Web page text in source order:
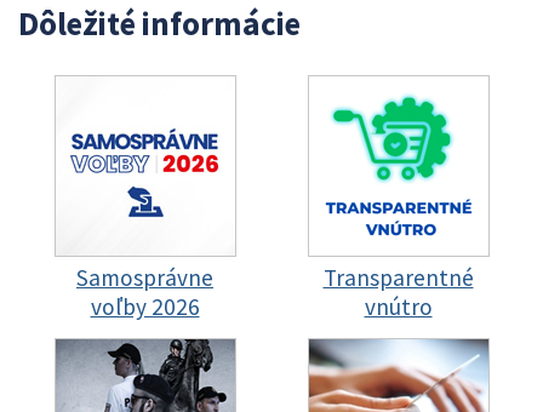
Dôležité informácie
Samosprávne
voľby 2026
Transparentné
vnútro